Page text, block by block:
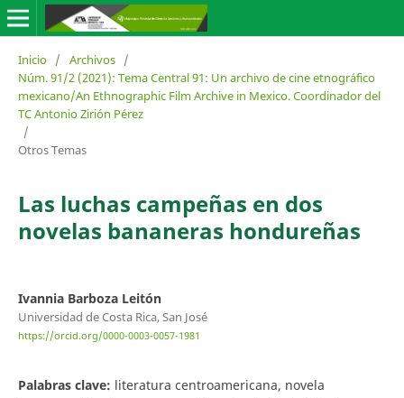
Inicio / Archivos /
Núm. 91/2 (2021): Tema Central 91: Un archivo de cine etnográfico
mexicano/An Ethnographic Film Archive in Mexico. Coordinador del
TC Antonio Zirión Pérez
/
Otros Temas
Las luchas campeñas en dos
novelas bananeras hondureñas
Ivannia Barboza Leitón
Universidad de Costa Rica, San José
https://orcid.org/0000-0003-0057-1981
Palabras clave: literatura centroamericana, novela